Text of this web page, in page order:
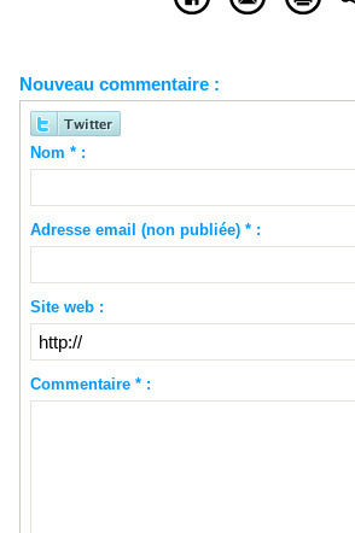
Nouveau commentaire :
Nom * :
Adresse email (non publiée) * :
Site web :
Commentaire * :